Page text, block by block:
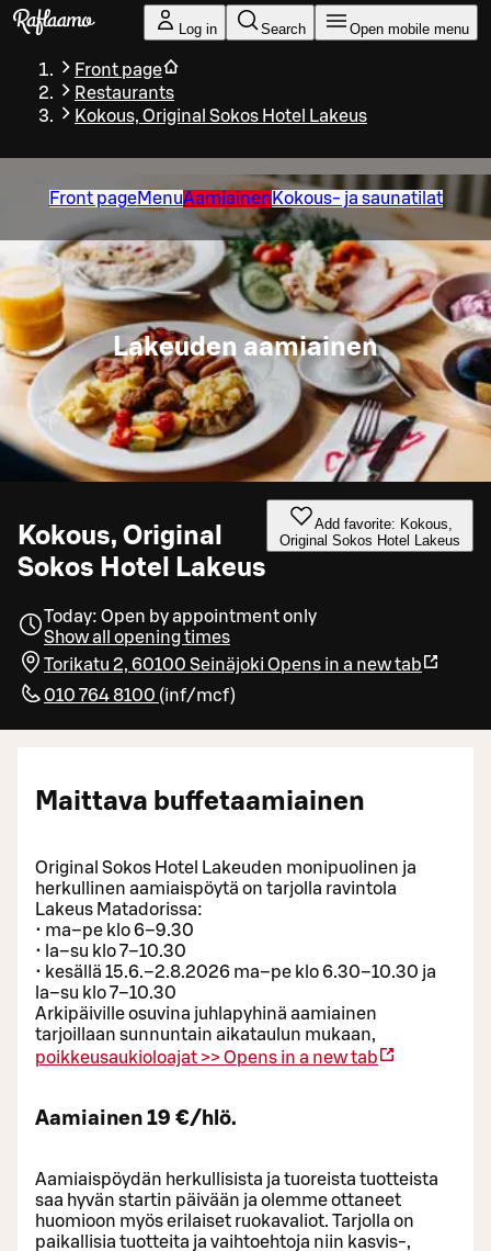
Skip to main content
Log in Search Open mobile menu
Front page
Restaurants
Kokous, Original Sokos Hotel Lakeus
Front pageMenuAamiainen Kokous- ja saunatilat
Lakeuden aamiainen
Kokous, Original
Sokos Hotel Lakeus
Add favorite: Kokous,
Original Sokos Hotel Lakeus
Today: Open by appointment only
Show all opening times
Torikatu 2, 60100 Seinäjoki Opens in a new tab
010 764 8100 (inf/mcf)
Maittava buffetaamiainen
Original Sokos Hotel Lakeuden monipuolinen ja
herkullinen aamiaispöytä on tarjolla ravintola
Lakeus Matadorissa:
• ma–pe klo 6–9.30
• la–su klo 7–10.30
• kesällä 15.6.–2.8.2026 ma–pe klo 6.30–10.30 ja
la–su klo 7–10.30
Arkipäiville osuvina juhlapyhinä aamiainen
tarjoillaan sunnuntain aikataulun mukaan,
poikkeusaukioloajat >>Opens in a new tab
Aamiainen 19 €/hlö.
Aamiaispöydän herkullisista ja tuoreista tuotteista
saa hyvän startin päivään ja olemme ottaneet
huomioon myös erilaiset ruokavaliot. Tarjolla on
paikallisia tuotteita ja vaihtoehtoja niin kasvis-,